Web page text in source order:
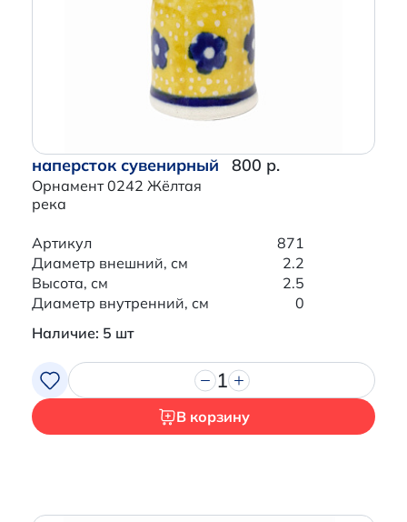
наперсток сувенирный
Орнамент 0242 Жёлтая
река
800 р.
Артикул
871
Диаметр внешний, см
2.2
Высота, см
2.5
Диаметр внутренний, см
0
Наличие: 5 шт
1
В корзину